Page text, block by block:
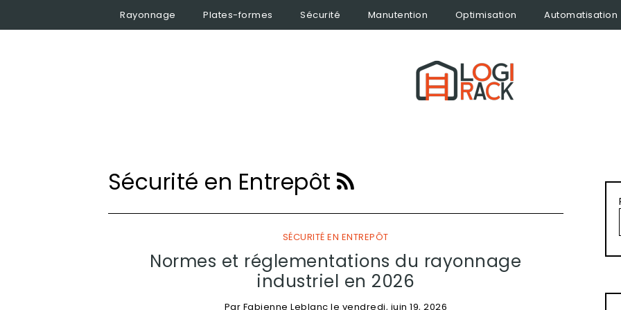
Rayonnage Plates-formes Sécurité Manutention Optimisation Automatisation
Sécurité en Entrepôt
SÉCURITÉ EN ENTREPÔT
Normes et réglementations du rayonnage
industriel en 2026
Par Fabienne Leblanc le vendredi, juin 19, 2026